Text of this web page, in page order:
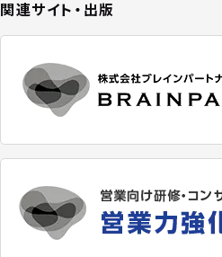
関連サイト・出版